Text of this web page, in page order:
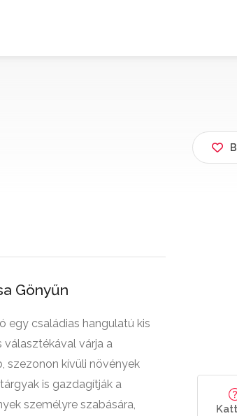
Gönyűn
egy családias hangulatú kis
választékával várja a
szezonon kívüli növények
is gazdagítják a
személyre szabására,